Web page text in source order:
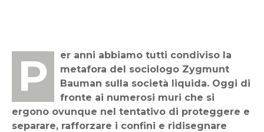
Per anni abbiamo tutti condiviso la
metafora del sociologo Zygmunt
Bauman sulla società liquida. Oggi di
fronte ai numerosi muri che si
ergono ovunque nel tentativo di proteggere e
separare, rafforzare i confini e ridisegnare